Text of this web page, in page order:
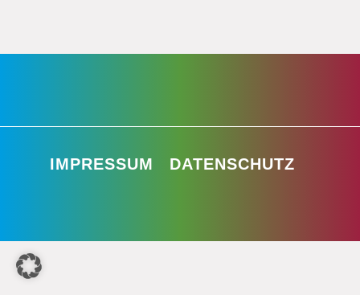
IMPRESSUM DATENSCHUTZ